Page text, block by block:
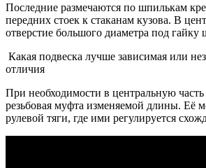
Последние размечаются по шпилькам
передних стоек к стаканам кузова. В
отверстие большого диаметра под гайку
Какая подвеска лучше зависимая или
отличия
При необходимости в центральную часть
резьбовая муфта изменяемой длины. Её
рулевой тяги, где ими регулируется